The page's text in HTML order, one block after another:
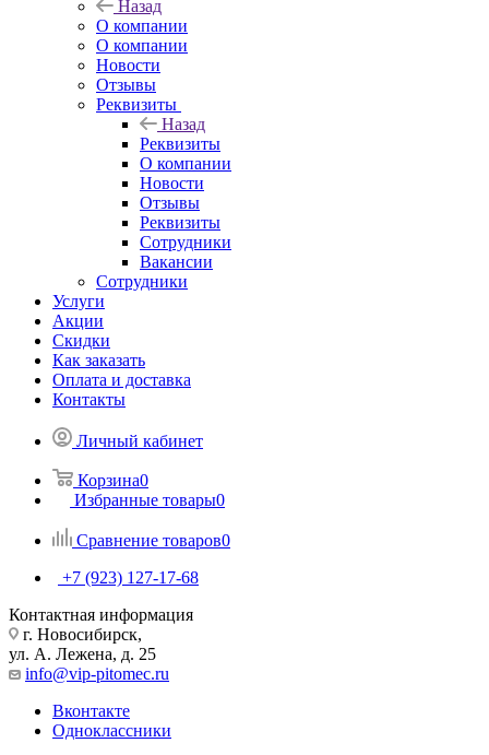
Назад
О компании
О компании
Новости
Отзывы
Реквизиты
Назад
Реквизиты
О компании
Новости
Отзывы
Реквизиты
Сотрудники
Вакансии
Сотрудники
Услуги
Акции
Скидки
Как заказать
Оплата и доставка
Контакты
Личный кабинет
Корзина0
Избранные товары0
Сравнение товаров0
+7 (923) 127-17-68
Контактная информация
г. Новосибирск,
ул. А. Лежена, д. 25
info@vip-pitomec.ru
Вконтакте
Одноклассники